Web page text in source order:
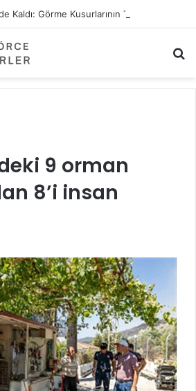
9 orman
8’i insan